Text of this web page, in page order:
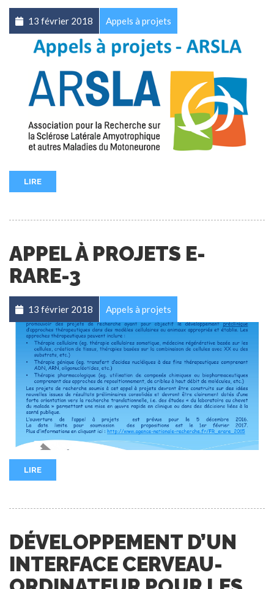
13 février 2018 Appels à projets
LIRE
APPEL À PROJETS E-
RARE-3
13 février 2018 Appels à projets
LIRE
DÉVELOPPEMENT D’UN
INTERFACE CERVEAU-